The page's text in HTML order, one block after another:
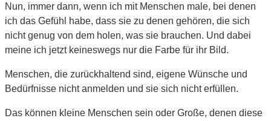
Nun, immer dann, wenn ich mit Menschen male, bei denen
ich das Gefühl habe, dass sie zu denen gehören, die sich
nicht genug von dem holen, was sie brauchen. Und dabei
meine ich jetzt keineswegs nur die Farbe für ihr Bild.
Menschen, die zurückhaltend sind, eigene Wünsche und
Bedürfnisse nicht anmelden und sie sich nicht erfüllen.
Das können kleine Menschen sein oder Große, denen diese